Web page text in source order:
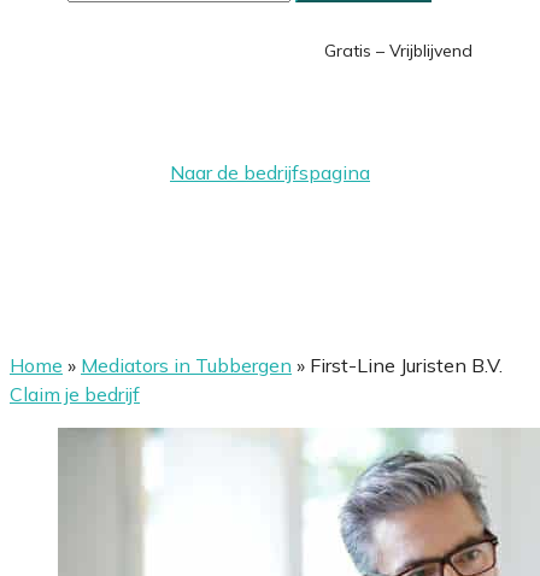
Gratis – Vrijblijvend
Naar de bedrijfspagina
Home » Mediators in Tubbergen » First-Line Juristen B.V.
Claim je bedrijf